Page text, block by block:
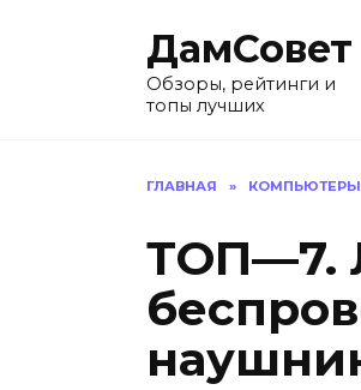
ДамСовет
Обзоры, рейтинги и
топы лучших
ГЛАВНАЯ » КОМПЬЮТЕРЫ
ТОП—7.